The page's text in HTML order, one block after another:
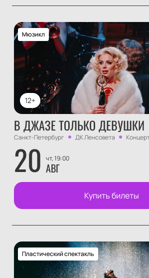
12+
Мюзикл
В ДЖАЗЕ ТОЛЬКО ДЕВУШКИ
Санкт-Петербург ДК Ленсовета
20 чт, 19:00
АВГ
Купить билеты
Пластический спектакль